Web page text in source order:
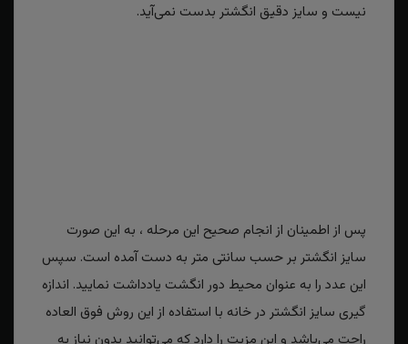
نیست و سایز دقیق انگشتر بدست نمی‌آید.
پس از اطمینان از انجام صحیح این مرحله ، به این صورت
سایز انگشتر بر حسب سانتی متر به دست آمده است. سپس
این عدد را به عنوان محیط دور انگشت یادداشت نمایید. اندازه
گیری سایز انگشتر در خانه با استفاده از این روش فوق العاده
راحت می‌باشد و این مزیت را دارد که می‌توانید بدون نیاز به